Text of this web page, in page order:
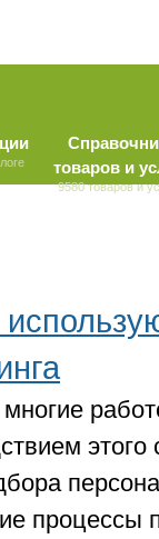
товаров и
9580 товаров и
этого
процессы